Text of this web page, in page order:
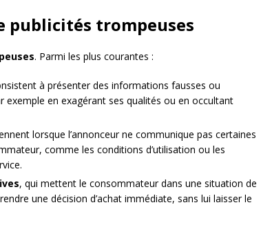
publicités trompeuses
. Parmi les plus courantes :
à présenter des informations fausses ou
exemple en exagérant ses qualités ou en occultant
lorsque l’annonceur ne communique pas certaines
comme les conditions d’utilisation ou les
, qui mettent le consommateur dans une situation de
une décision d’achat immédiate, sans lui laisser le